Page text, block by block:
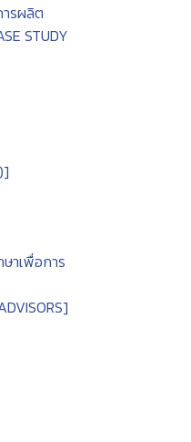
รผลิต
STUDY
าเพื่อการ